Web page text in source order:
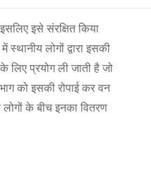
इसे संरक्षित किया
लोगों द्वारा इसकी
लिए प्रयोग ली जाती है जो
को इसकी रोपाई कर वन
लोगों के बीच इनका वितरण